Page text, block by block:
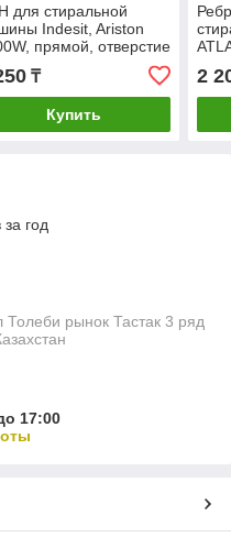
для стиральной
Indesit, Ariston
прямой, отверстие
L170мм, металл. бак,
C00094715
₸
Купить
2
год
Толеби рынок Тастак 3 ряд
17:00